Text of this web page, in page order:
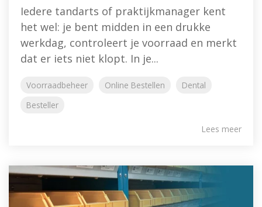
Iedere tandarts of praktijkmanager kent
het wel: je bent midden in een drukke
werkdag, controleert je voorraad en merkt
dat er iets niet klopt. In je...
Voorraadbeheer Online Bestellen
Dental
Besteller
Lees meer